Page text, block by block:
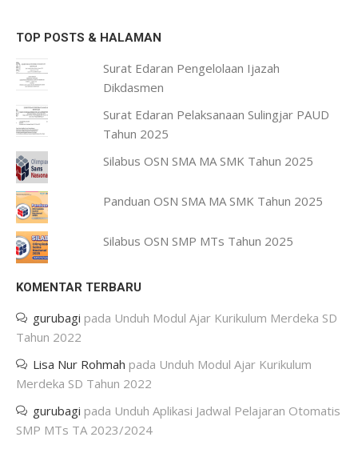
TOP POSTS & HALAMAN
Surat Edaran Pengelolaan Ijazah
Dikdasmen
Surat Edaran Pelaksanaan Sulingjar PAUD
Tahun 2025
Silabus OSN SMA MA SMK Tahun 2025
Panduan OSN SMA MA SMK Tahun 2025
Silabus OSN SMP MTs Tahun 2025
KOMENTAR TERBARU
gurubagi pada Unduh Modul Ajar Kurikulum Merdeka SD
Tahun 2022
Lisa Nur Rohmah pada Unduh Modul Ajar Kurikulum
Merdeka SD Tahun 2022
gurubagi pada Unduh Aplikasi Jadwal Pelajaran Otomatis
SMP MTs TA 2023/2024